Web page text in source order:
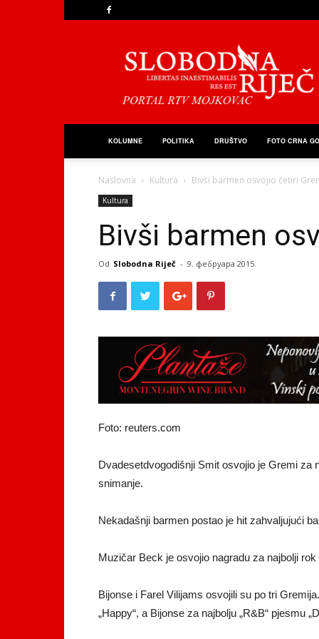
Riječ
KOLUMNE POLITIKA DRUŠTVO FOTO CRNA
Naslovna Kultura Bivši barmen osvojio četiri
Kultura
Bivši barmen
Od Slobodna Riječ - 9. фебруара 2015.
Foto: reuters.com
Dvadesetdvogodišnji Smit osvojio je Gremi za
snimanje.
Nekadašnji barmen postao je hit zahvaljujući
Muzičar Beck je osvojio nagradu za najbolji rok
Bijonse i Farel Vilijams osvojili su po tri
„Happy“, a Bijonse za najbolju „R&B“ pjesmu